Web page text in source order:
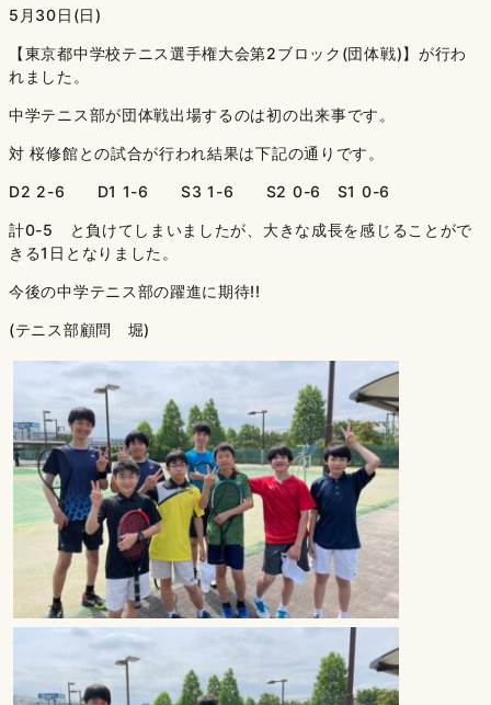
5月30日(日)
【東京都中学校テニス選手権大会第2ブロック(団体戦)】が行わ
れました。
中学テニス部が団体戦出場するのは初の出来事です。
対 桜修館との試合が行われ結果は下記の通りです。
D2 2-6 D1 1-6 S3 1-6 S2 0-6 S1 0-6
計0-5 と負けてしまいましたが、大きな成長を感じることがで
きる1日となりました。
今後の中学テニス部の躍進に期待!!
(テニス部顧問 堀)